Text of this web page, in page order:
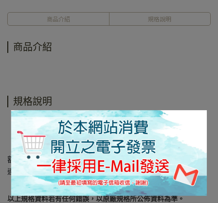
商品介紹 規格說明
商品介紹
規格說明
額定：插座15A 125V AC
適用電線：φ1.6mm、φ2.0mm銅單線
以上規格資料若有任何錯誤，以原廠規格所公佈資料為準。